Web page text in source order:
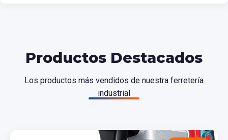
Productos Destacados
Los productos más vendidos de nuestra ferretería
industrial